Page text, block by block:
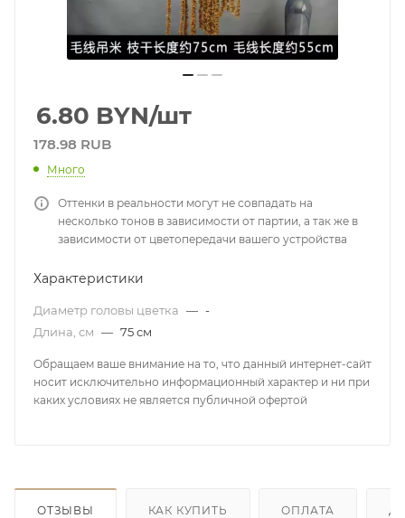
6.80 BYN/шт
178.98 RUB
Много
Оттенки в реальности могут не совпадать на
несколько тонов в зависимости от партии, а так же в
зависимости от цветопередачи вашего устройства
Характеристики
Диаметр головы цветка — -
Длина, см — 75 см
Обращаем ваше внимание на то, что данный интернет-сайт
носит исключительно информационный характер и ни при
каких условиях не является публичной офертой
ОТЗЫВЫ КАК КУПИТЬ ОПЛАТА